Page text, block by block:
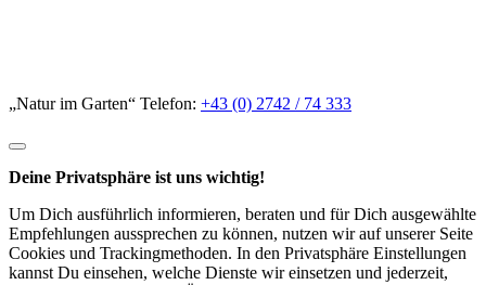
„Natur im Garten“ Telefon: +43 (0) 2742 / 74 333
Deine Privatsphäre ist uns wichtig!
Um Dich ausführlich informieren, beraten und für Dich ausgewählte
Empfehlungen aussprechen zu können, nutzen wir auf unserer Seite
Cookies und Trackingmethoden. In den Privatsphäre Einstellungen
kannst Du einsehen, welche Dienste wir einsetzen und jederzeit,